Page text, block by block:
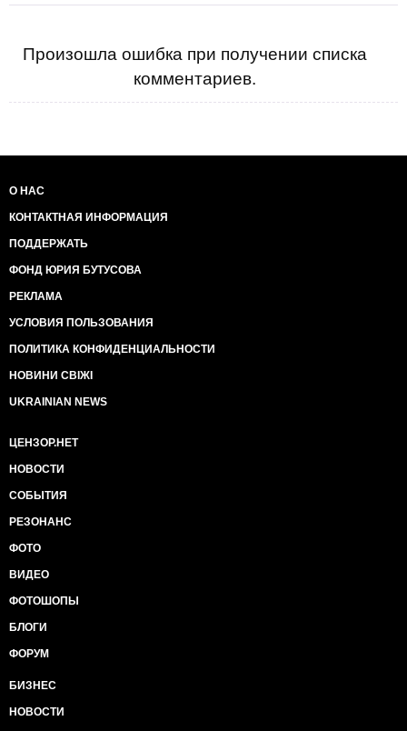
Произошла ошибка при получении списка
комментариев.
О НАС
КОНТАКТНАЯ ИНФОРМАЦИЯ
ПОДДЕРЖАТЬ
ФОНД ЮРИЯ БУТУСОВА
РЕКЛАМА
УСЛОВИЯ ПОЛЬЗОВАНИЯ
ПОЛИТИКА КОНФИДЕНЦИАЛЬНОСТИ
НОВИНИ СВІЖІ
UKRAINIAN NEWS
ЦЕНЗОР.НЕТ
НОВОСТИ
СОБЫТИЯ
РЕЗОНАНС
ФОТО
ВИДЕО
ФОТОШОПЫ
БЛОГИ
ФОРУМ
БИЗНЕС
НОВОСТИ